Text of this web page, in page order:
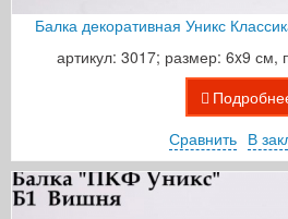
Балка декоративная Уникс
артикул: 3017; размер: 6x9 см,
Сравнить В